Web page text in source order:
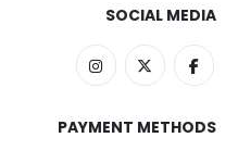
SOCIAL MEDIA
PAYMENT METHODS